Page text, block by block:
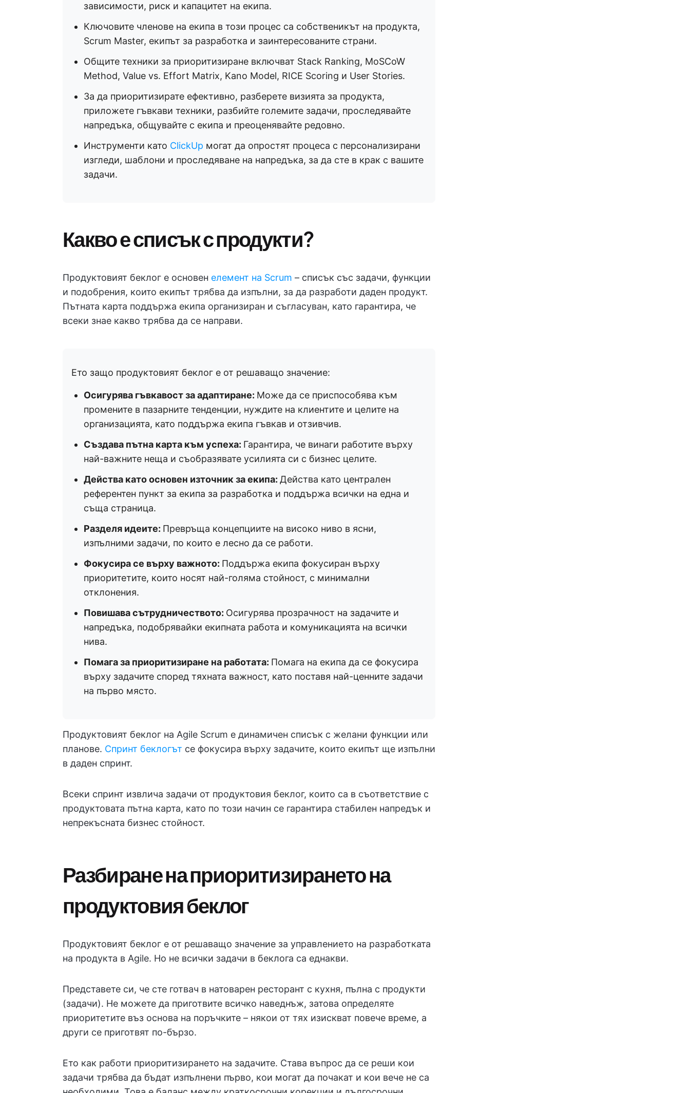
зависимости, риск и капацитет на екипа.
Ключовите членове на екипа в този процес са собственикът на продукта,
Scrum Master, екипът за разработка и заинтересованите страни.
Общите техники за приоритизиране включват Stack Ranking, MoSCoW
Method, Value vs. Effort Matrix, Kano Model, RICE Scoring и User Stories.
За да приоритизирате ефективно, разберете визията за продукта,
приложете гъвкави техники, разбийте големите задачи, проследявайте
напредъка, общувайте с екипа и преоценявайте редовно.
Инструменти като ClickUp могат да опростят процеса с персонализирани
изгледи, шаблони и проследяване на напредъка, за да сте в крак с вашите
задачи.
Какво е списък с продукти?
Продуктовият беклог е основен елемент на Scrum – списък със задачи, функции
и подобрения, които екипът трябва да изпълни, за да разработи даден продукт.
Пътната карта поддържа екипа организиран и съгласуван, като гарантира, че
всеки знае какво трябва да се направи.
Ето защо продуктовият беклог е от решаващо значение:
Осигурява гъвкавост за адаптиране: Може да се приспособява към
промените в пазарните тенденции, нуждите на клиентите и целите на
организацията, като поддържа екипа гъвкав и отзивчив.
Създава пътна карта към успеха: Гарантира, че винаги работите върху
най-важните неща и съобразявате усилията си с бизнес целите.
Действа като основен източник за екипа: Действа като централен
референтен пункт за екипа за разработка и поддържа всички на една и
съща страница.
Разделя идеите: Превръща концепциите на високо ниво в ясни,
изпълними задачи, по които е лесно да се работи.
Фокусира се върху важното: Поддържа екипа фокусиран върху
приоритетите, които носят най-голяма стойност, с минимални
отклонения.
Повишава сътрудничеството: Осигурява прозрачност на задачите и
напредъка, подобрявайки екипната работа и комуникацията на всички
нива.
Помага за приоритизиране на работата: Помага на екипа да се фокусира
върху задачите според тяхната важност, като поставя най-ценните задачи
на първо място.
Продуктовият беклог на Agile Scrum е динамичен списък с желани функции или
планове. Спринт беклогът се фокусира върху задачите, които екипът ще изпълни
в даден спринт.
Всеки спринт извлича задачи от продуктовия беклог, които са в съответствие с
продуктовата пътна карта, като по този начин се гарантира стабилен напредък и
непрекъсната бизнес стойност.
Разбиране на приоритизирането на
продуктовия беклог
Продуктовият беклог е от решаващо значение за управлението на разработката
на продукта в Agile. Но не всички задачи в беклога са еднакви.
Представете си, че сте готвач в натоварен ресторант с кухня, пълна с продукти
(задачи). Не можете да приготвите всичко наведнъж, затова определяте
приоритетите въз основа на поръчките – някои от тях изискват повече време, а
други се приготвят по-бързо.
Ето как работи приоритизирането на задачите. Става въпрос да се реши кои
задачи трябва да бъдат изпълнени първо, кои могат да почакат и кои вече не са